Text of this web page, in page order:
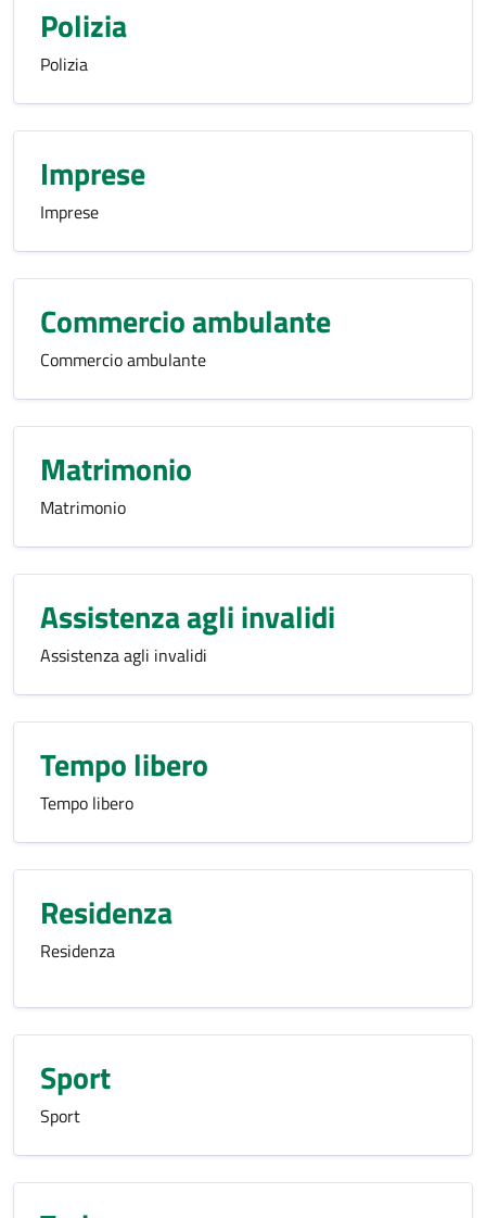
Polizia
Polizia
Imprese
Imprese
Commercio ambulante
Commercio ambulante
Matrimonio
Matrimonio
Assistenza agli invalidi
Assistenza agli invalidi
Tempo libero
Tempo libero
Residenza
Residenza
Sport
Sport